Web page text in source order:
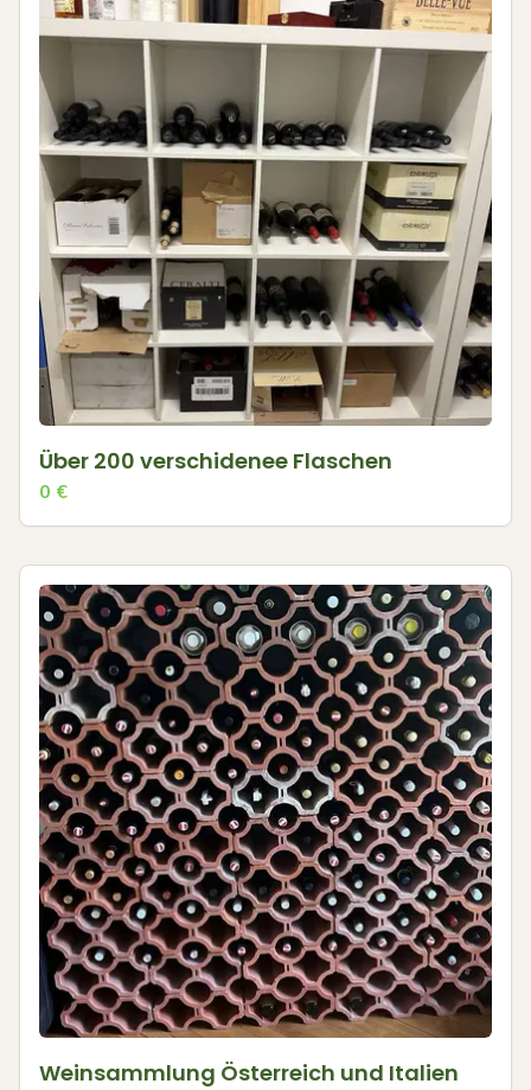
Über 200 verschidenee Flaschen
0 €
Weinsammlung Österreich und Italien